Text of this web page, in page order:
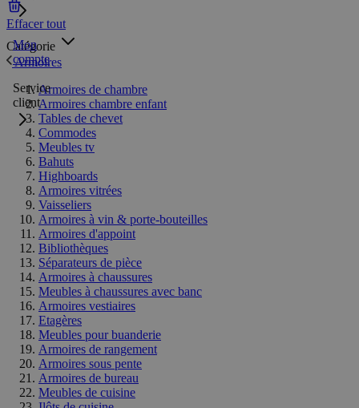
Mon
compte
Service
client
Effacer tout
Catégorie
Armoires
Armoires de chambre
Armoires chambre enfant
Tables de chevet
Commodes
Meubles tv
Bahuts
Highboards
Armoires vitrées
Vaisseliers
Armoires à vin & porte-bouteilles
Armoires d'appoint
Bibliothèques
Séparateurs de pièce
Armoires à chaussures
Meubles à chaussures avec banc
Armoires vestiaires
Etagères
Meubles pour buanderie
Armoires de rangement
Armoires sous pente
Armoires de bureau
Meubles de cuisine